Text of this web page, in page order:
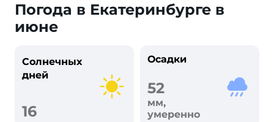
Погода в Екатеринбурге в
июне
Солнечных
дней
16
Осадки
52
мм,
умеренно